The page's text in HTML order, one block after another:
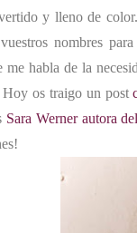
y lleno de
nombres
me habla de la
Hoy os traigo un post
Sara Werner autora